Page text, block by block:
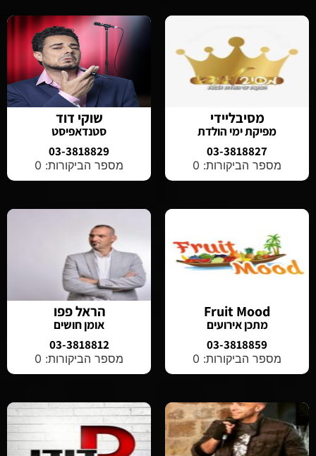
מסיבליידי
מפיקת ימי הולדת
03-3818827
מספר הביקורות: 0
שוקי דוד
סטנדאפיסט
03-3818829
מספר הביקורות: 0
Fruit Mood
מתכן אירועים
03-3818859
מספר הביקורות: 0
הראל פפו
אומן חושים
03-3818812
מספר הביקורות: 0